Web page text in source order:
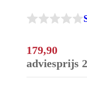
179,90
adviesprijs